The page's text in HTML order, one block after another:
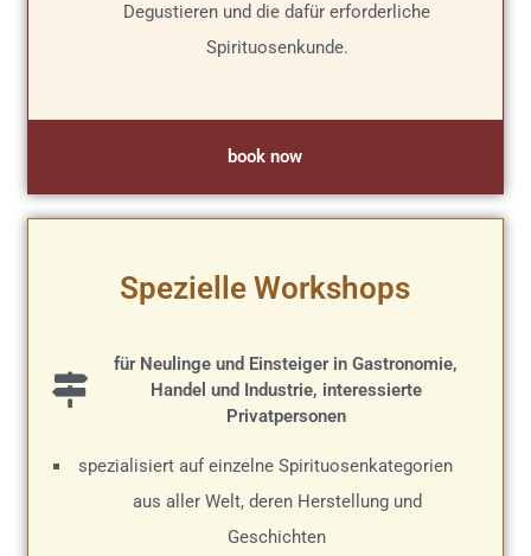
Degustieren und die dafür erforderliche
Spirituosenkunde.
book now
Spezielle Workshops
für Neulinge und Einsteiger in Gastronomie,
Handel und Industrie, interessierte
Privatpersonen
spezialisiert auf einzelne Spirituosenkategorien
aus aller Welt, deren Herstellung und
Geschichten